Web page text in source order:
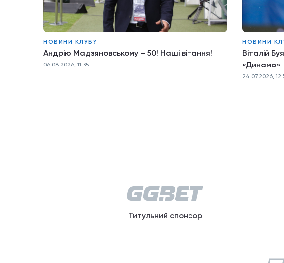
НОВИНИ КЛУБУ
Андрію Мадзяновському – 50! Наші вітання!
06.08.2026, 11:35
НОВИНИ
Віталій
«Динамо»
24.07.2026,
Титульний спонсор